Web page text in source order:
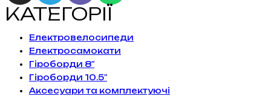
КАТЕГОРІЇ
Електровелосипеди
Електросамокати
Гіроборди 8"
Гіроборди 10.5"
Аксесуари та комплектуючі